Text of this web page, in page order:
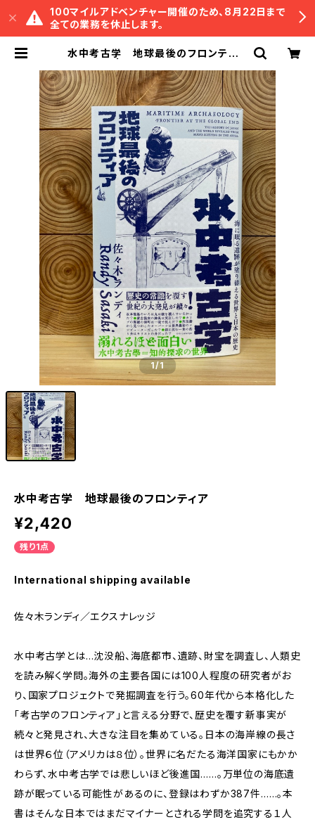
100マイルアドベンチャー開催のため、8月22日まで
全ての業務を休止します。
水中考古学 地球最後のフロンティア
1/1
水中考古学 地球最後のフロンティア
¥2,420
残り1点
International shipping available
佐々木ランディ／エクスナレッジ
水中考古学とは…沈没船、海底都市、遺跡、財宝を調査し、人類史
を読み解く学問。海外の主要各国には100人程度の研究者がお
り、国家プロジェクトで発掘調査を行う。60年代から本格化した
「考古学のフロンティア」と言える分野で、歴史を覆す新事実が
続々と発見され、大きな注目を集めている。日本の海岸線の長さ
は世界６位（アメリカは８位）。世界に名だたる海洋国家にもかか
わらず、水中考古学では悲しいほど後進国……。万単位の海底遺
跡が眠っている可能性があるのに、登録はわずか387件……。本
書はそんな日本ではまだマイナーとされる学問を追究する１人